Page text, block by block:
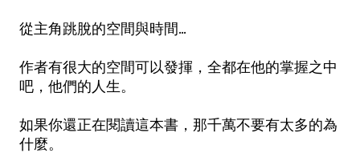
從主角跳脫的空間與時間...
作者有很大的空間可以發揮，全都在他的掌握之中
吧，他們的人生。
如果你還正在閱讀這本書，那千萬不要有太多的為
什麼。